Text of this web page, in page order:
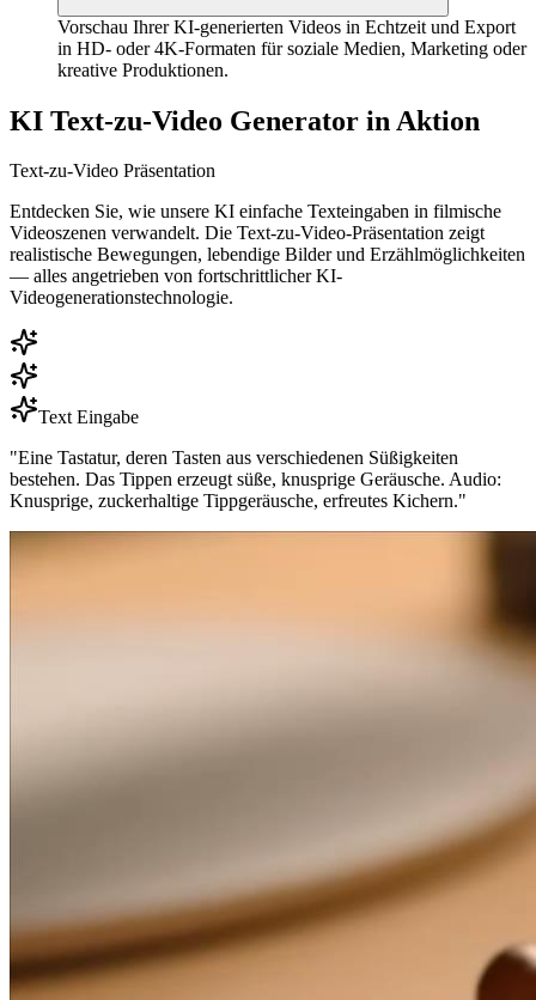
Vorschau Ihrer KI-generierten Videos in Echtzeit und Export
in HD- oder 4K-Formaten für soziale Medien, Marketing oder
kreative Produktionen.
KI Text-zu-Video Generator in Aktion
Text-zu-Video Präsentation
Entdecken Sie, wie unsere KI einfache Texteingaben in filmische
Videoszenen verwandelt. Die Text-zu-Video-Präsentation zeigt
realistische Bewegungen, lebendige Bilder und Erzählmöglichkeiten
— alles angetrieben von fortschrittlicher KI-
Videogenerationstechnologie.
Text Eingabe
"Eine Tastatur, deren Tasten aus verschiedenen Süßigkeiten
bestehen. Das Tippen erzeugt süße, knusprige Geräusche. Audio:
Knusprige, zuckerhaltige Tippgeräusche, erfreutes Kichern."